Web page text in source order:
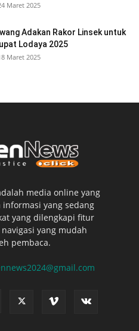
Maret 2025
Adakan Rakor Linsek untuk
Lodaya 2025
Maret 2025
media online yang
yang sedang
yang dilengkapi fitur
yang mudah
pembaca.